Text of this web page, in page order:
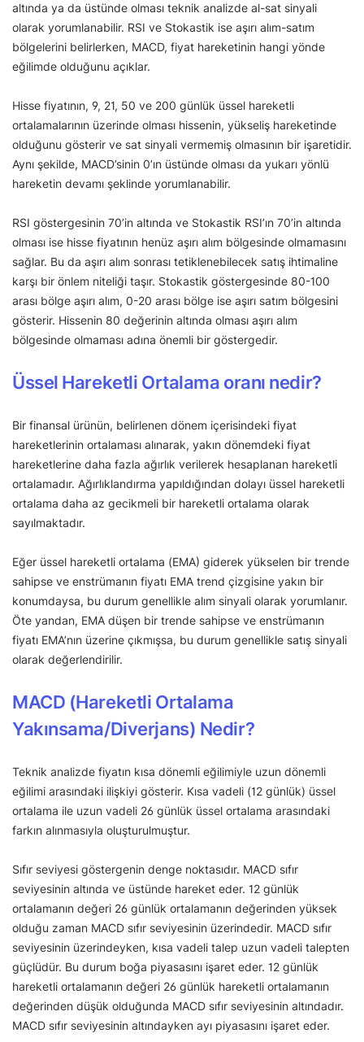
altında ya da üstünde olması teknik analizde al-sat sinyali
olarak yorumlanabilir. RSI ve Stokastik ise aşırı alım-satım
bölgelerini belirlerken, MACD, fiyat hareketinin hangi yönde
eğilimde olduğunu açıklar.
Hisse fiyatının, 9, 21, 50 ve 200 günlük üssel hareketli
ortalamalarının üzerinde olması hissenin, yükseliş hareketinde
olduğunu gösterir ve sat sinyali vermemiş olmasının bir işaretidir.
Aynı şekilde, MACD’sinin 0’ın üstünde olması da yukarı yönlü
hareketin devamı şeklinde yorumlanabilir.
RSI göstergesinin 70’in altında ve Stokastik RSI’ın 70’in altında
olması ise hisse fiyatının henüz aşırı alım bölgesinde olmamasını
sağlar. Bu da aşırı alım sonrası tetiklenebilecek satış ihtimaline
karşı bir önlem niteliği taşır. Stokastik göstergesinde 80-100
arası bölge aşırı alım, 0-20 arası bölge ise aşırı satım bölgesini
gösterir. Hissenin 80 değerinin altında olması aşırı alım
bölgesinde olmaması adına önemli bir göstergedir.
Üssel Hareketli Ortalama oranı nedir?
Bir finansal ürünün, belirlenen dönem içerisindeki fiyat
hareketlerinin ortalaması alınarak, yakın dönemdeki fiyat
hareketlerine daha fazla ağırlık verilerek hesaplanan hareketli
ortalamadır. Ağırlıklandırma yapıldığından dolayı üssel hareketli
ortalama daha az gecikmeli bir hareketli ortalama olarak
sayılmaktadır.
Eğer üssel hareketli ortalama (EMA) giderek yükselen bir trende
sahipse ve enstrümanın fiyatı EMA trend çizgisine yakın bir
konumdaysa, bu durum genellikle alım sinyali olarak yorumlanır.
Öte yandan, EMA düşen bir trende sahipse ve enstrümanın
fiyatı EMA’nın üzerine çıkmışsa, bu durum genellikle satış sinyali
olarak değerlendirilir.
MACD (Hareketli Ortalama
Yakınsama/Diverjans) Nedir?
Teknik analizde fiyatın kısa dönemli eğilimiyle uzun dönemli
eğilimi arasındaki ilişkiyi gösterir. Kısa vadeli (12 günlük) üssel
ortalama ile uzun vadeli 26 günlük üssel ortalama arasındaki
farkın alınmasıyla oluşturulmuştur.
Sıfır seviyesi göstergenin denge noktasıdır. MACD sıfır
seviyesinin altında ve üstünde hareket eder. 12 günlük
ortalamanın değeri 26 günlük ortalamanın değerinden yüksek
olduğu zaman MACD sıfır seviyesinin üzerindedir. MACD sıfır
seviyesinin üzerindeyken, kısa vadeli talep uzun vadeli talepten
güçlüdür. Bu durum boğa piyasasını işaret eder. 12 günlük
hareketli ortalamanın değeri 26 günlük hareketli ortalamanın
değerinden düşük olduğunda MACD sıfır seviyesinin altındadır.
MACD sıfır seviyesinin altındayken ayı piyasasını işaret eder.